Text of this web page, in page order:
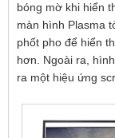
bóng mờ khi hiển
màn hình Plasma
phốt pho để hiển
hơn. Ngoài ra,
ra một hiệu ứng